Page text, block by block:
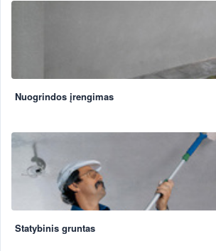
Nuogrindos įrengimas
Statybinis gruntas